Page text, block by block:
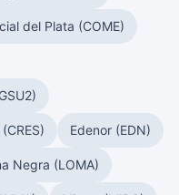
del Plata (COME)
Edenor (EDN)
Negra (LOMA)